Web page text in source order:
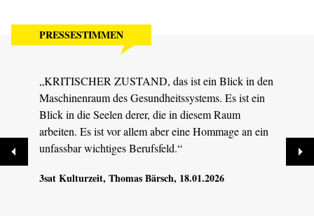
PRESSESTIMMEN
„KRITISCHER ZUSTAND, das ist ein Blick in den
Maschinenraum des Gesundheitssystems. Es ist ein
Blick in die Seelen derer, die in diesem Raum
arbeiten. Es ist vor allem aber eine Hommage an ein
unfassbar wichtiges Berufsfeld.“
3sat Kulturzeit, Thomas Bärsch, 18.01.2026